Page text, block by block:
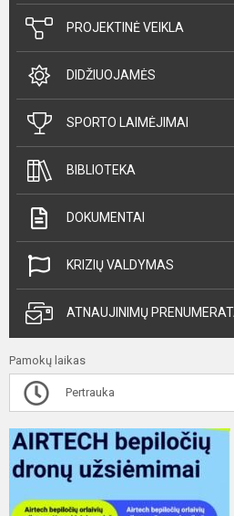
PROJEKTINĖ VEIKLA
DIDŽIUOJAMĖS
SPORTO LAIMĖJIMAI
BIBLIOTEKA
DOKUMENTAI
KRIZIŲ VALDYMAS
ATNAUJINIMŲ
Pamokų laikas
Pertrauka